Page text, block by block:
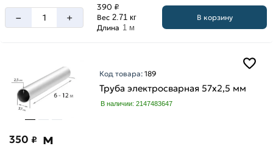
– +
390 ₽
Вес 2.71 кг
Длина 1 м
В корзину
Код товара:189
Труба электросварная 57х2,5 мм
В наличии: 2147483647
350 ₽ м